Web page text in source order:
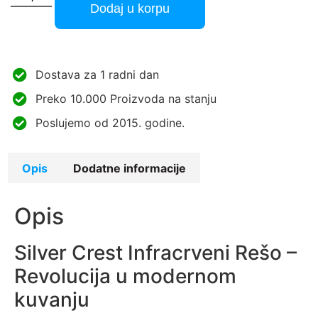
Dodaj u korpu
Dostava za 1 radni dan
Preko 10.000 Proizvoda na stanju
Poslujemo od 2015. godine.
Opis Dodatne informacije
Opis
Silver Crest Infracrveni Rešo –
Revolucija u modernom
kuvanju